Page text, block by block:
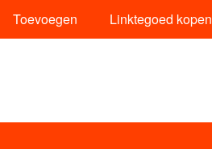
Toevoegen Linktegoed kopen